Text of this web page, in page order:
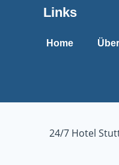
Links
Home
24/7 Hotel